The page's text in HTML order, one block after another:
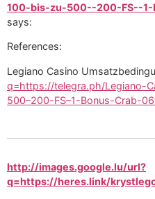
100-bis-zu-500--200-FS--
says:
References:
Legiano Casino
q=https://telegra.ph/Legiano-
500–200-FS–1-Bonus-Crab-
http://images.google.lu/url?
q=https://heres.link/